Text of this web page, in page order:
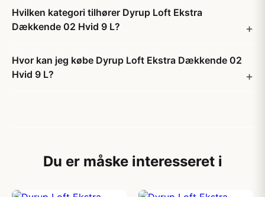
Hvilken kategori tilhører Dyrup Loft Ekstra
Dækkende 02 Hvid 9 L?
Hvor kan jeg købe Dyrup Loft Ekstra Dækkende 02
Hvid 9 L?
Du er måske interesseret i